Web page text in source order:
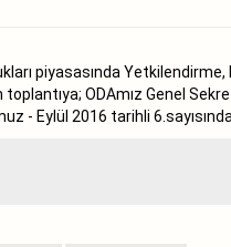
piyasasında
ODAmız Genel
- Eylül 2016 tarihli 6.sayısında